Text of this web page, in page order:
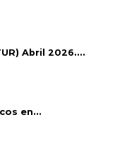
Abril 2026....
en...